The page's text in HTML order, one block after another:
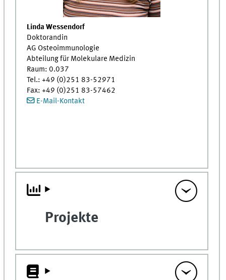
Linda Wessendorf
Doktorandin
AG Osteoimmunologie
Abteilung für Molekulare Medizin
Raum: 0.037
Tel.: +49 (0)251 83-52971
Fax: +49 (0)251 83-57462
E-Mail-Kontakt
Projekte